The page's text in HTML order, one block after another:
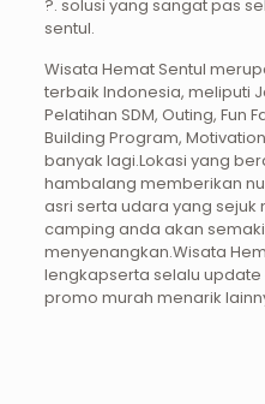
?. solusi yang sangat pas
sentul.
Wisata Hemat Sentul
terbaik Indonesia, meliputi
Pelatihan SDM, Outing, Fun
Building Program,
banyak lagi.Lokasi yang
hambalang memberikan
asri serta udara yang
camping anda akan
menyenangkan.Wisata
lengkapserta selalu
promo murah menarik